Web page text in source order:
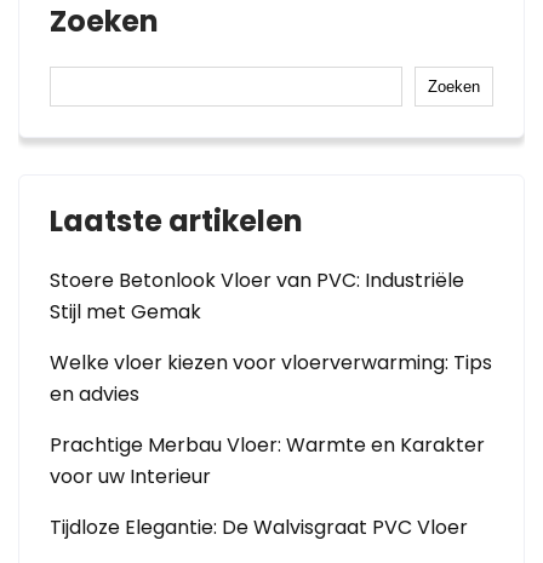
Zoeken
Zoeken
Laatste artikelen
Stoere Betonlook Vloer van PVC: Industriële
Stijl met Gemak
Welke vloer kiezen voor vloerverwarming: Tips
en advies
Prachtige Merbau Vloer: Warmte en Karakter
voor uw Interieur
Tijdloze Elegantie: De Walvisgraat PVC Vloer